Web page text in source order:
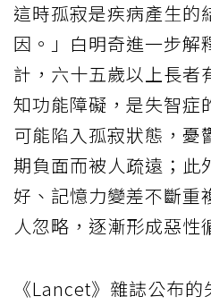
這時孤寂是疾病產生的
因。」白明奇進一步解
計，六十五歲以上長者
知功能障礙，是失智症
可能陷入孤寂狀態，憂
期負面而被人疏遠；此
好、記憶力變差不斷重
人忽略，逐漸形成惡性
《Lancet》雜誌公布的